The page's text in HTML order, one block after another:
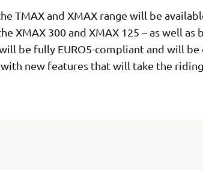
TMAX and XMAX range will be
XMAX 300 and XMAX 125 – as well as
be fully EURO5-compliant and will
new features that will take the